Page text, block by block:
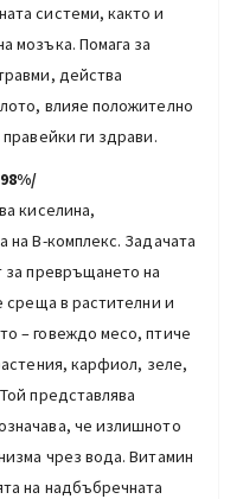
системи, както и
мозъка. Помага за
действа
влияе положително
ги здрави.
киселина,
на B-комплекс. Задачата
за превръщането на
среща в растителни и
– говеждо месо, птиче
карфиол, зеле,
представлява
че излишното
чрез вода. Витамин
на надбъбречната